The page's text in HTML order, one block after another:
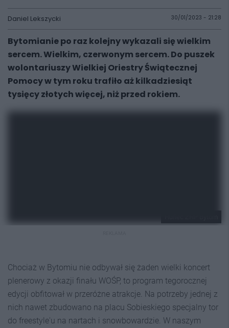
Daniel Lekszycki 30/01/2023 - 21:28
Bytomianie po raz kolejny wykazali się wielkim
sercem. Wielkim, czerwonym sercem. Do puszek
wolontariuszy Wielkiej Oriestry Świątecznej
Pomocy w tym roku trafiło aż kilkadziesiąt
tysięcy złotych więcej, niż przed rokiem.
Chociaż w Bytomiu nie odbywał się żaden wielki koncert
plenerowy z okazji finału WOŚP, to program tegorocznej
edycji obfitował w przeróżne atrakcje. Na potrzeby jednej z
nich nawet zbudowano na placu Sobieskiego specjalny tor
do freestyle'u na nartach i snowbowardzie. W naszym